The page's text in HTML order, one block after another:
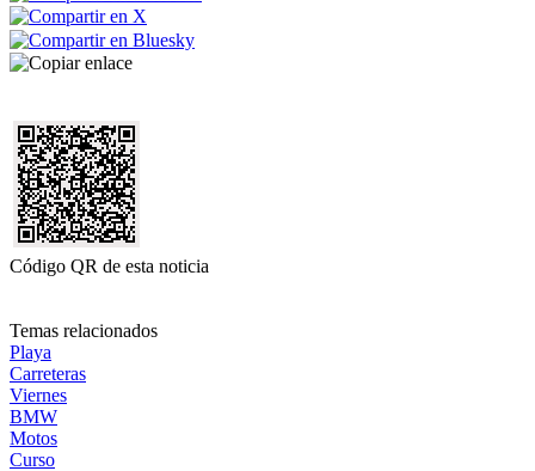
Código QR de esta noticia
Temas relacionados
Playa
Carreteras
Viernes
BMW
Motos
Curso